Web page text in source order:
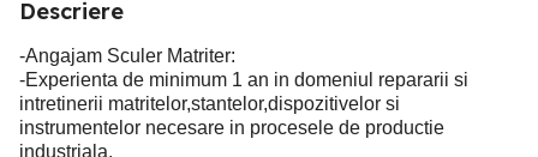
Descriere
-Angajam Sculer Matriter:
-Experienta de minimum 1 an in domeniul repararii si
intretinerii matritelor,stantelor,dispozitivelor si
instrumentelor necesare in procesele de productie
industriala.